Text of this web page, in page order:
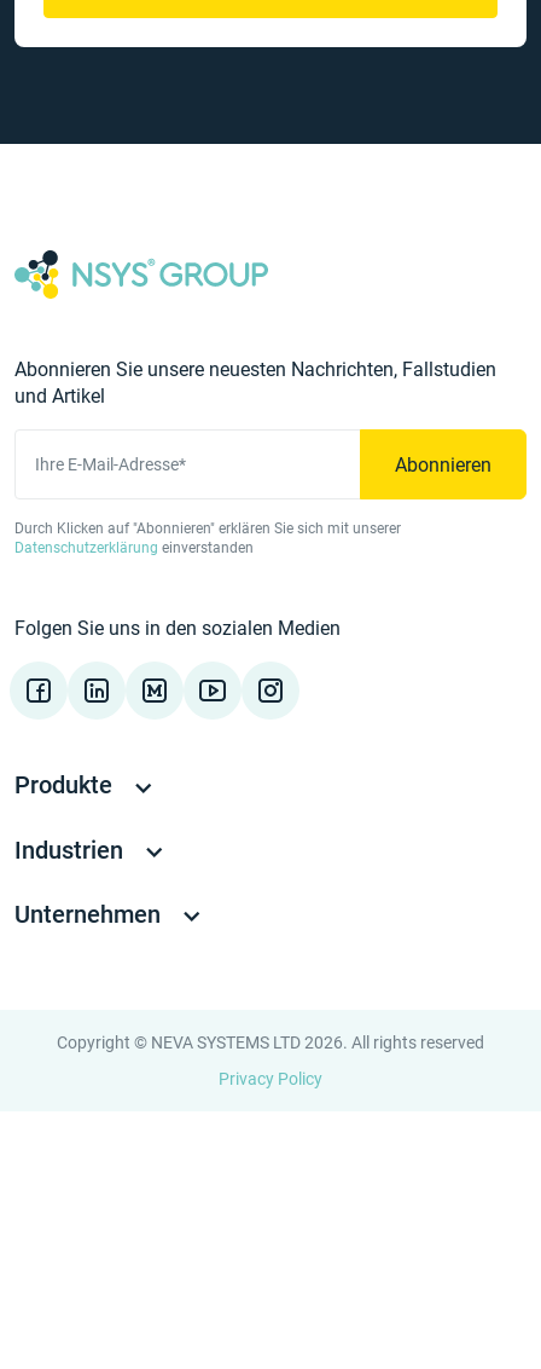
Abonnieren Sie unsere neuesten Nachrichten, Fallstudien
und Artikel
Ihre E-Mail-Adresse* Abonnieren
Durch Klicken auf "Abonnieren" erklären Sie sich mit unserer
Datenschutzerklärung einverstanden
Folgen Sie uns in den sozialen Medien
Produkte
Industrien
Unternehmen
Copyright © NEVA SYSTEMS LTD 2026. All rights reserved
Privacy Policy